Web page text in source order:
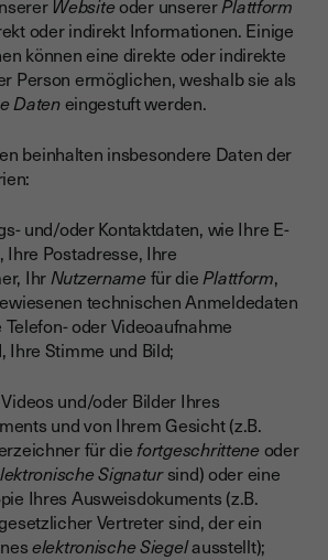
Websiteoder unsererPlattform
oder indirekt Informationen. Einige
können eine direkte oder indirekte
Person ermöglichen, weshalb sie als
Dateneingestuft werden.
beinhalten insbesondere Daten der
und/oder Kontaktdaten, wie Ihre E-
Ihre Postadresse, Ihre
IhrNutzername für diePlattform,
technischen Anmeldedaten
Telefon- oder Videoaufnahme
Ihre Stimme und Bild;
und/oder Bilder Ihres
und von Ihrem Gesicht (z.B.
für diefortgeschrittene oder
Signatursind) oder eine
Ihres Ausweisdokuments (z.B.
Vertreter sind, der ein
elektronische Siegelausstellt);